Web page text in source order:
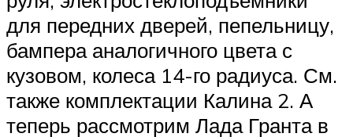
для передних дверей, пепельницу,
бампера аналогичного цвета с
кузовом, колеса 14-го радиуса. См.
также комплектации Калина 2. А
теперь рассмотрим Лада Гранта в